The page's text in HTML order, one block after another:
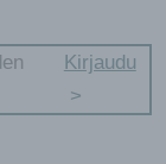
Kirjaudu